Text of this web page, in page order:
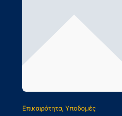
Επικαιρότητα Υποδομές